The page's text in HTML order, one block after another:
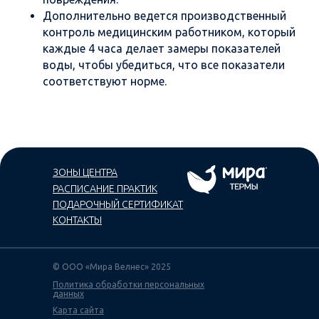
Дополнительно ведется производственный
контроль медицинским работником, который
каждые 4 часа делает замеры показателей
воды, чтобы убедиться, что все показатели
соответствуют норме.
ЗОНЫ ЦЕНТРА
ПОДАРОЧНЫЙ СЕРТИФИКАТ
РАСПИСАНИЕ ПРАКТИК
КОНТАКТЫ
© ООО «Мира Велнес» 2025
Политика обработки персональных
данных
Карта сайта